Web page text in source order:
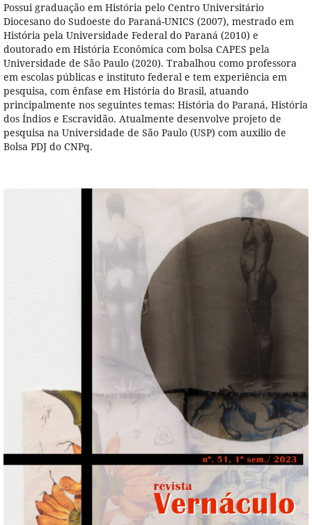
Possui graduação em História pelo Centro Universitário
Diocesano do Sudoeste do Paraná-UNICS (2007), mestrado em
História pela Universidade Federal do Paraná (2010) e
doutorado em História Econômica com bolsa CAPES pela
Universidade de São Paulo (2020). Trabalhou como professora
em escolas públicas e instituto federal e tem experiência em
pesquisa, com ênfase em História do Brasil, atuando
principalmente nos seguintes temas: História do Paraná, História
dos Índios e Escravidão. Atualmente desenvolve projeto de
pesquisa na Universidade de São Paulo (USP) com auxilio de
Bolsa PDJ do CNPq.